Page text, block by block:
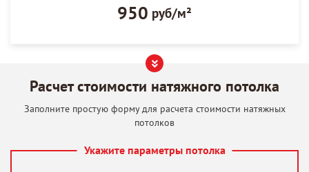
950 руб/м²
Расчет стоимости натяжного потолка
Заполните простую форму для расчета стоимости натяжных
потолков
Укажите параметры потолка